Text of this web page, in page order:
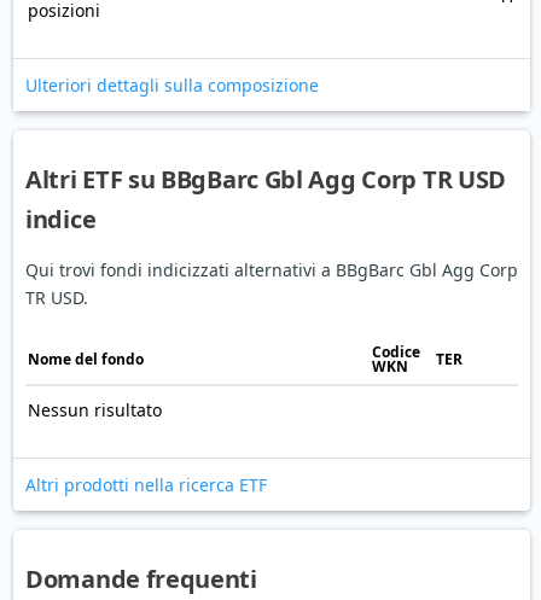
posizioni
Ulteriori dettagli sulla composizione
Altri ETF su BBgBarc Gbl Agg Corp TR USD
indice
Qui trovi fondi indicizzati alternativi a BBgBarc Gbl Agg Corp
TR USD.
Nome del fondo Codice
WKN TER
Nessun risultato
Altri prodotti nella ricerca ETF
Domande frequenti